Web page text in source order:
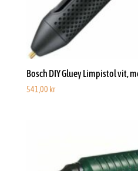
Bosch DIY Gluey Limpistol vit,
541,00 kr